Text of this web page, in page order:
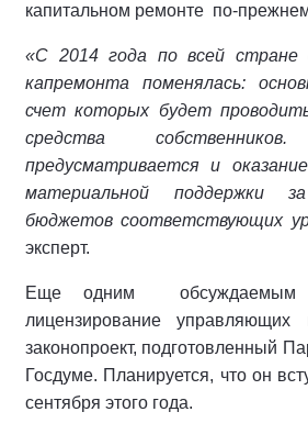
капитальном ремонте по-
«С 2014 года по всей стране
капремонта поменялась:
счет которых будет
средства
предусматривается и
материальной поддержки
бюджетов соответствующих
эксперт.
Еще одним обсуждаемым
лицензирование управляющих
законопроект, подготовленный
Госдуме. Планируется, что он
сентября этого года.